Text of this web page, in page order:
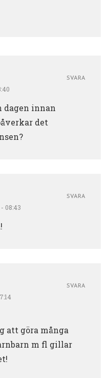
dagen innan
det
SVARA
08:43
SVARA
att göra många
m fl gillar
SVARA